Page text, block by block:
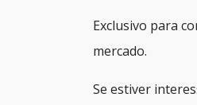
Exclusivo para
mercado.
Se estiver